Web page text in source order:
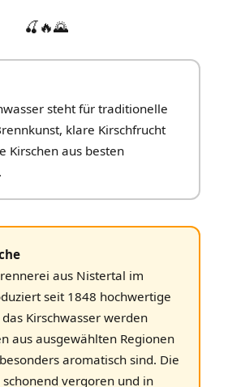
🍒🔥🌄
steht für traditionelle
klare Kirschfrucht
Kirschen aus besten
aus Nistertal im
seit 1848 hochwertige
Kirschwasser werden
aus ausgewählten Regionen
aromatisch sind. Die
vergoren und in